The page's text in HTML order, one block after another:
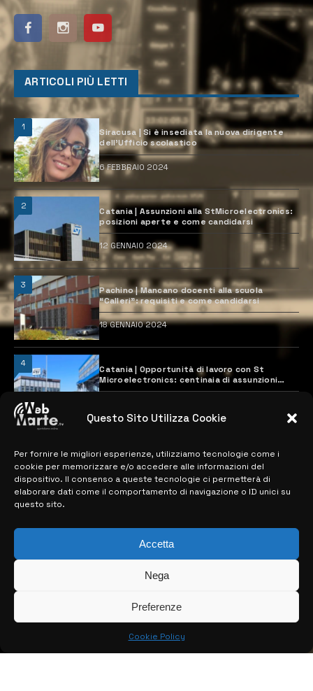
Questo Sito Utilizza Cookie
Per fornire le migliori esperienze, utilizziamo tecnologie come i
cookie per memorizzare e/o accedere alle informazioni del
dispositivo. Il consenso a queste tecnologie ci permetterà di
elaborare dati come il comportamento di navigazione o ID unici su
questo sito.
Accetta
Nega
Preferenze
Cookie Policy
ARTICOLI PIÙ LETTI
1
Siracusa | Si è insediata la nuova dirigente
dell’Ufficio scolastico
6 FEBBRAIO 2024
2
Catania | Assunzioni alla StMicroelectronics:
posizioni aperte e come candidarsi
12 GENNAIO 2024
3
Pachino | Mancano docenti alla scuola
“Calleri”: requisiti e come candidarsi
18 GENNAIO 2024
4
Catania | Opportunità di lavoro con St
Microelectronics: centinaia di assunzioni
previste
MAPPA DEL SITO
> NOTIZIE